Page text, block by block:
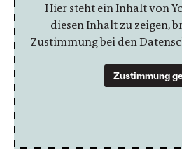
Hier steht ein Inhalt von
diesen Inhalt zu zeigen,
Zustimmung bei den
Zustimmung